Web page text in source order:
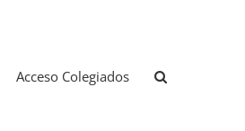
Acceso Colegiados